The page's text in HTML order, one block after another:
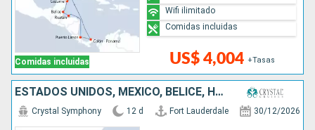
Comidas incluidas US$ 4,004 +Tasas
Wifi ilimitado
Comidas incluidas
ESTADOS UNIDOS, MÉXICO, BELICE, HONDURAS, ISLAS CAIMÁN, JAMAICA, BAHAMAS
Crystal Symphony 12 d Fort Lauderdale 30/12/2026